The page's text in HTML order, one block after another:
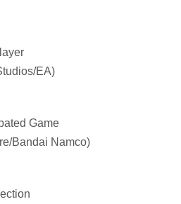
EA)
Game
Bandai Namco)